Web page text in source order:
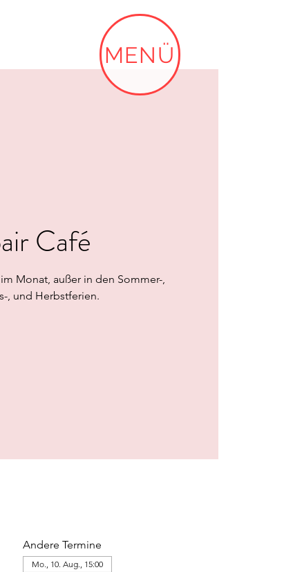
MENÜ
Café
Monat, außer in den Sommer-,
, und Herbstferien.
Andere Termine
Mo., 10. Aug., 15:00